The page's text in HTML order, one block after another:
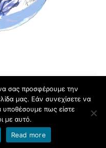
προσβασιμότητας
σας προσφέρουμε την
μας. Εάν συνεχίσετε να
υποθέσουμε πως είστε
με αυτό.
Read more